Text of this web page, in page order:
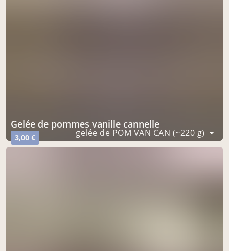
gelée de pommes vanille cannelle
3,00 € gelée de POM VAN CAN (~220 g)